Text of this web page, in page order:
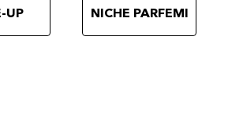
UP NICHE PARFEMI